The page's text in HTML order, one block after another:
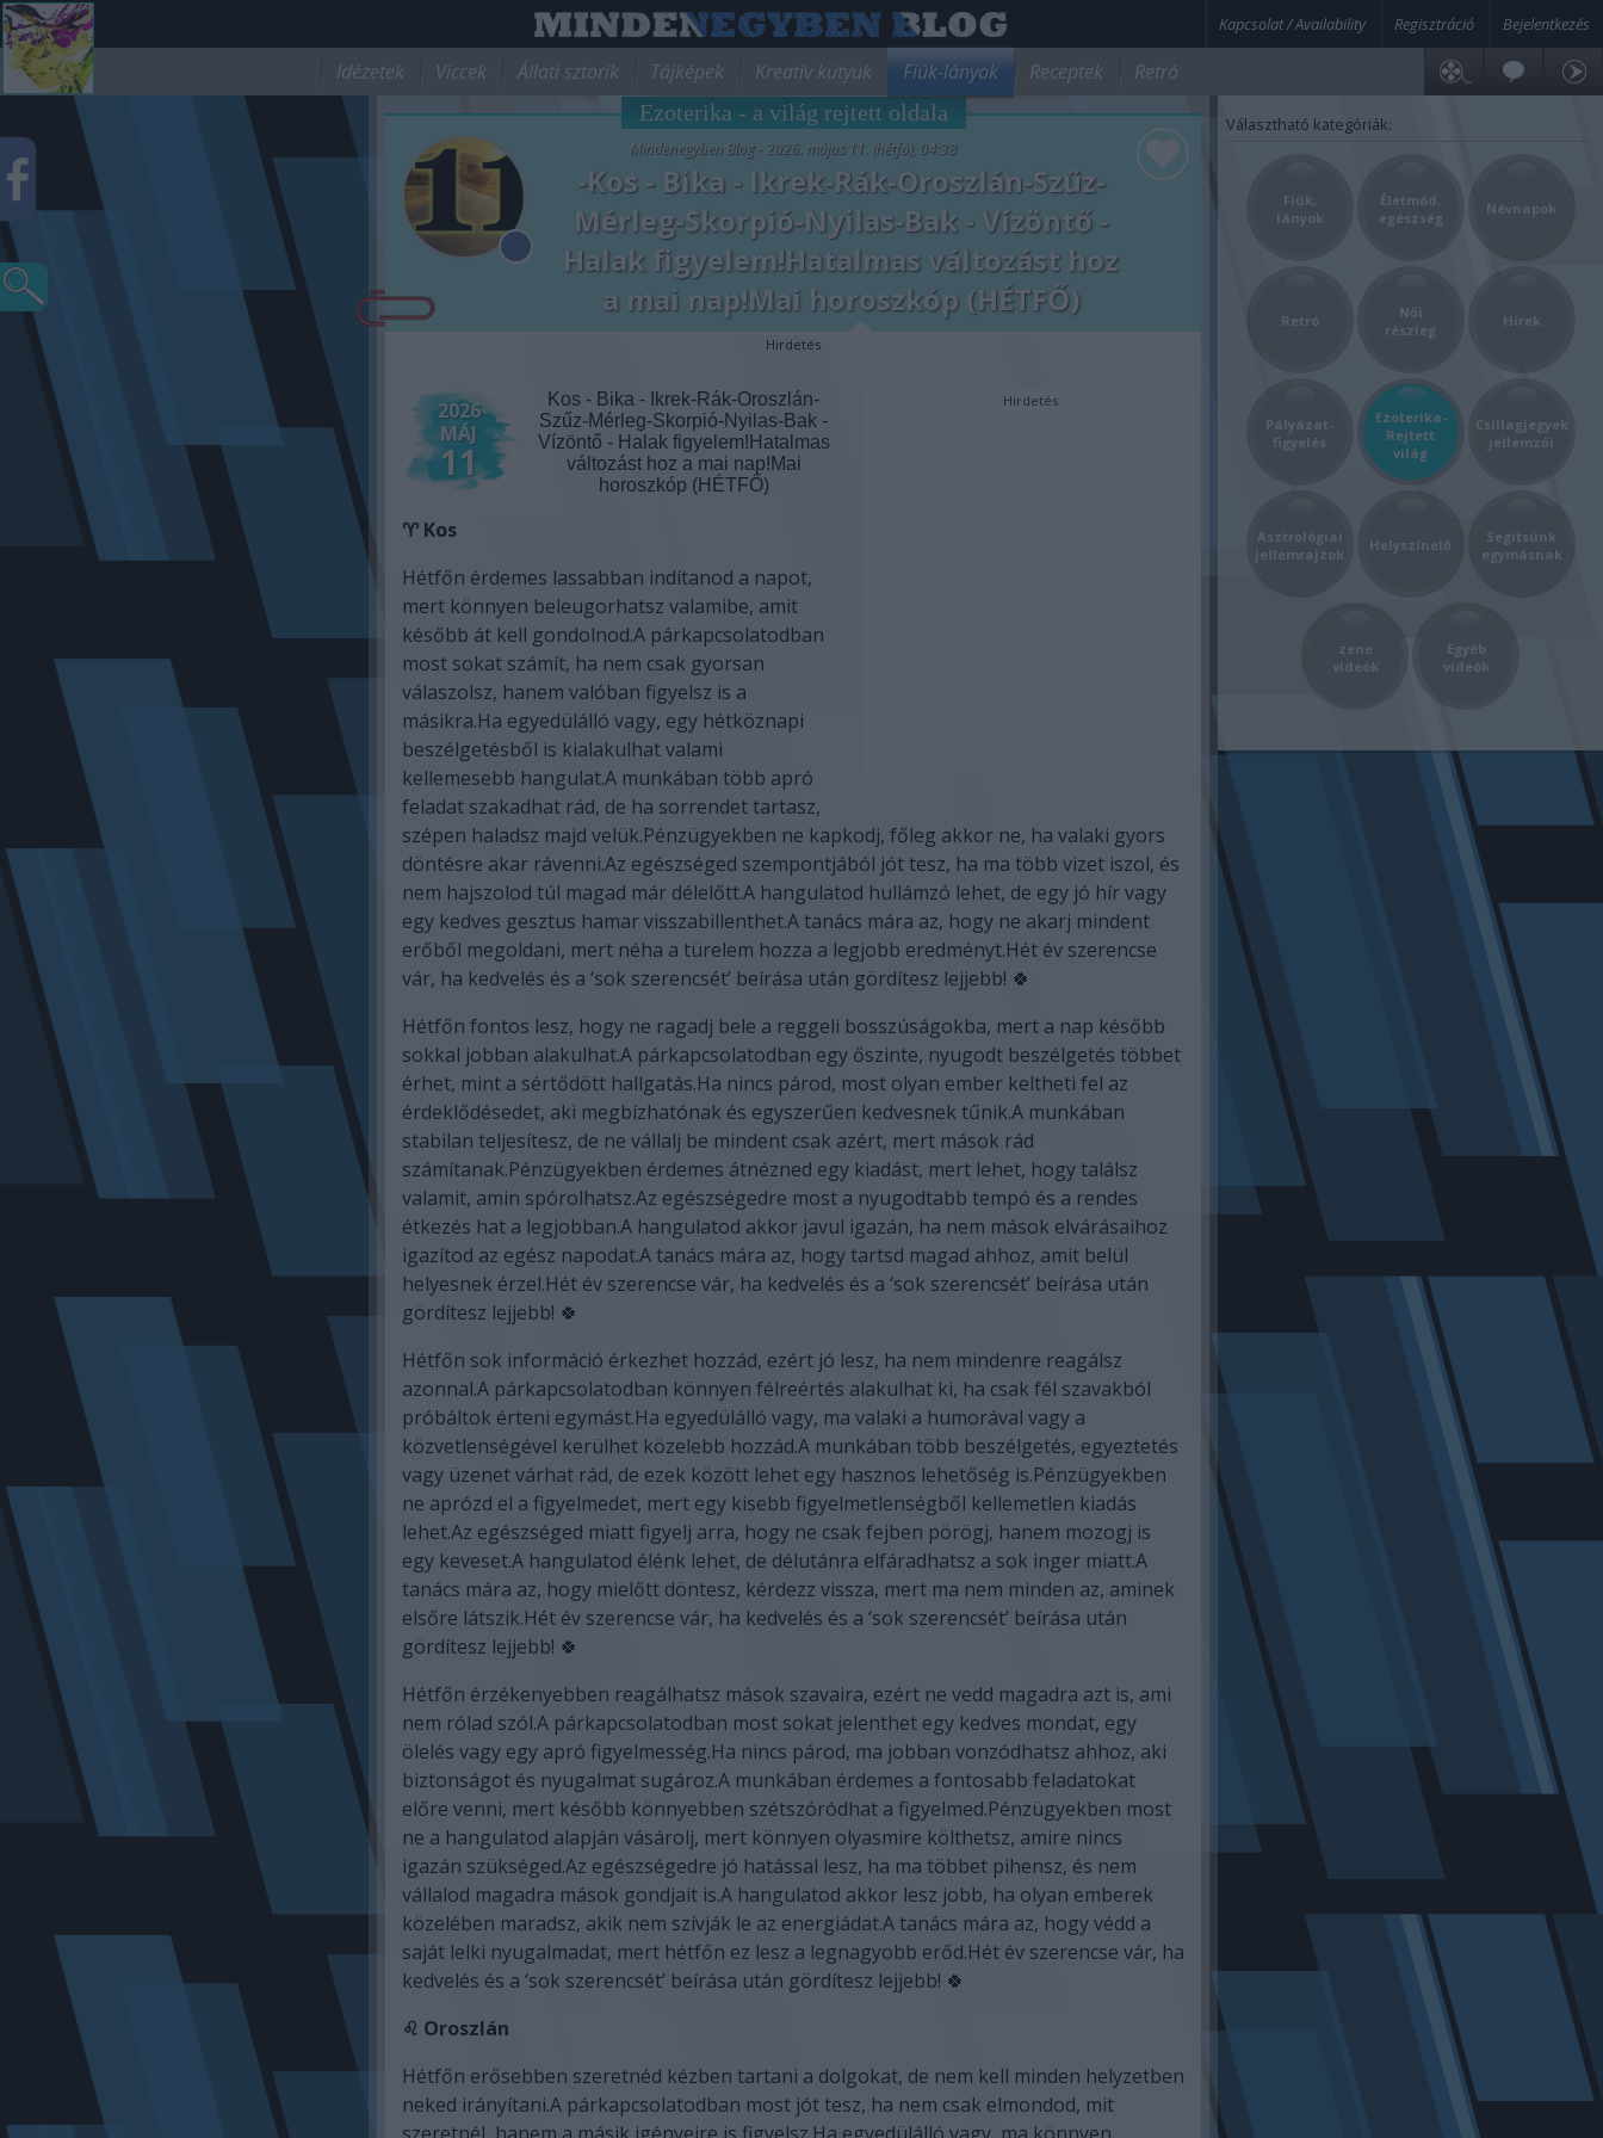
Kapcsolat / Availability Regisztráció Bejelentkezés
Idézetek Viccek Állati sztorik Tájképek Kreatív kütyük Fiúk-lányok Receptek Retró
Választható kategóriák:
Fiúk,
lányok
Életmód,
egészség
Névnapok
Retró
Női
részleg
Hírek
Pályázat-
figyelés
Ezoterika-
Rejtett
világ
Csillagjegyek
jellemzői
Asztrológiai
jellemrajzok
Helyszínelő
Segítsünk
egymásnak
zene
videók
Egyéb
videók
Ezoterika - a világ rejtett oldala
Mindenegyben Blog - 2026. május 11. (hétfő), 04:38
-Kos - Bika - Ikrek-Rák-Oroszlán-Szűz-
Mérleg-Skorpió-Nyilas-Bak - Vízöntő -
Halak figyelem!Hatalmas változást hoz
a mai nap!Mai horoszkóp (HÉTFŐ)
Hirdetés
Hirdetés
2026
MÁJ
11
Kos - Bika - Ikrek-Rák-Oroszlán-
Szűz-Mérleg-Skorpió-Nyilas-Bak -
Vízöntő - Halak figyelem!Hatalmas
változást hoz a mai nap!Mai
horoszkóp (HÉTFŐ)
♈ Kos
Hétfőn érdemes lassabban indítanod a napot,
mert könnyen beleugorhatsz valamibe, amit
később át kell gondolnod.A párkapcsolatodban
most sokat számít, ha nem csak gyorsan
válaszolsz, hanem valóban figyelsz is a
másikra.Ha egyedülálló vagy, egy hétköznapi
beszélgetésből is kialakulhat valami
kellemesebb hangulat.A munkában több apró
feladat szakadhat rád, de ha sorrendet tartasz,
szépen haladsz majd velük.Pénzügyekben ne kapkodj, főleg akkor ne, ha valaki gyors
döntésre akar rávenni.Az egészséged szempontjából jót tesz, ha ma több vizet iszol, és
nem hajszolod túl magad már délelőtt.A hangulatod hullámzó lehet, de egy jó hír vagy
egy kedves gesztus hamar visszabillenthet.A tanács mára az, hogy ne akarj mindent
erőből megoldani, mert néha a türelem hozza a legjobb eredményt.Hét év szerencse
vár, ha kedvelés és a ‘sok szerencsét’ beírása után gördítesz lejjebb! 🍀
Hétfőn fontos lesz, hogy ne ragadj bele a reggeli bosszúságokba, mert a nap később
sokkal jobban alakulhat.A párkapcsolatodban egy őszinte, nyugodt beszélgetés többet
érhet, mint a sértődött hallgatás.Ha nincs párod, most olyan ember keltheti fel az
érdeklődésedet, aki megbízhatónak és egyszerűen kedvesnek tűnik.A munkában
stabilan teljesítesz, de ne vállalj be mindent csak azért, mert mások rád
számítanak.Pénzügyekben érdemes átnézned egy kiadást, mert lehet, hogy találsz
valamit, amin spórolhatsz.Az egészségedre most a nyugodtabb tempó és a rendes
étkezés hat a legjobban.A hangulatod akkor javul igazán, ha nem mások elvárásaihoz
igazítod az egész napodat.A tanács mára az, hogy tartsd magad ahhoz, amit belül
helyesnek érzel.Hét év szerencse vár, ha kedvelés és a ‘sok szerencsét’ beírása után
gördítesz lejjebb! 🍀
Hétfőn sok információ érkezhet hozzád, ezért jó lesz, ha nem mindenre reagálsz
azonnal.A párkapcsolatodban könnyen félreértés alakulhat ki, ha csak fél szavakból
próbáltok érteni egymást.Ha egyedülálló vagy, ma valaki a humorával vagy a
közvetlenségével kerülhet közelebb hozzád.A munkában több beszélgetés, egyeztetés
vagy üzenet várhat rád, de ezek között lehet egy hasznos lehetőség is.Pénzügyekben
ne aprózd el a figyelmedet, mert egy kisebb figyelmetlenségből kellemetlen kiadás
lehet.Az egészséged miatt figyelj arra, hogy ne csak fejben pörögj, hanem mozogj is
egy keveset.A hangulatod élénk lehet, de délutánra elfáradhatsz a sok inger miatt.A
tanács mára az, hogy mielőtt döntesz, kérdezz vissza, mert ma nem minden az, aminek
elsőre látszik.Hét év szerencse vár, ha kedvelés és a ‘sok szerencsét’ beírása után
gördítesz lejjebb! 🍀
Hétfőn érzékenyebben reagálhatsz mások szavaira, ezért ne vedd magadra azt is, ami
nem rólad szól.A párkapcsolatodban most sokat jelenthet egy kedves mondat, egy
ölelés vagy egy apró figyelmesség.Ha nincs párod, ma jobban vonzódhatsz ahhoz, aki
biztonságot és nyugalmat sugároz.A munkában érdemes a fontosabb feladatokat
előre venni, mert később könnyebben szétszóródhat a figyelmed.Pénzügyekben most
ne a hangulatod alapján vásárolj, mert könnyen olyasmire költhetsz, amire nincs
igazán szükséged.Az egészségedre jó hatással lesz, ha ma többet pihensz, és nem
vállalod magadra mások gondjait is.A hangulatod akkor lesz jobb, ha olyan emberek
közelében maradsz, akik nem szívják le az energiádat.A tanács mára az, hogy védd a
saját lelki nyugalmadat, mert hétfőn ez lesz a legnagyobb erőd.Hét év szerencse vár, ha
kedvelés és a ‘sok szerencsét’ beírása után gördítesz lejjebb! 🍀
♌ Oroszlán
Hétfőn erősebben szeretnéd kézben tartani a dolgokat, de nem kell minden helyzetben
neked irányítani.A párkapcsolatodban most jót tesz, ha nem csak elmondod, mit